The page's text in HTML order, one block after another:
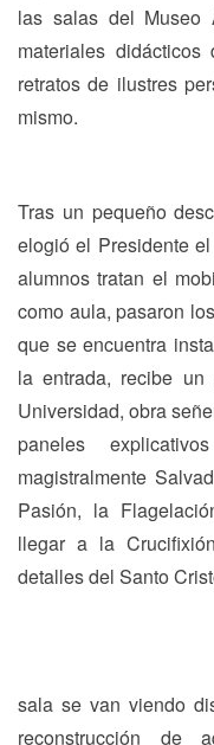
las salas del Museo
materiales
retratos de ilustres
mismo.
Tras un pequeño
elogió el Presidente
alumnos tratan el
como aula, pasaron
que se encuentra
la entrada, recibe
Universidad, obra
paneles
magistralmente
Pasión, la
llegar a la
detalles del Santo
sala se van viendo
reconstrucción de